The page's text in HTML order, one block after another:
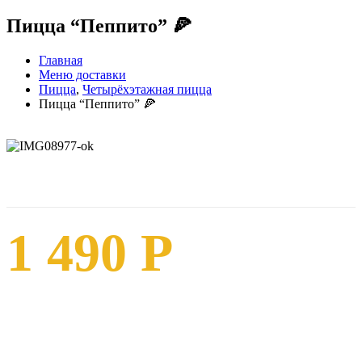
Пицца “Пеппито” 🍕
Главная
Меню доставки
Пицца, Четырёхэтажная пицца
Пицца “Пеппито” 🍕
1 490 Р